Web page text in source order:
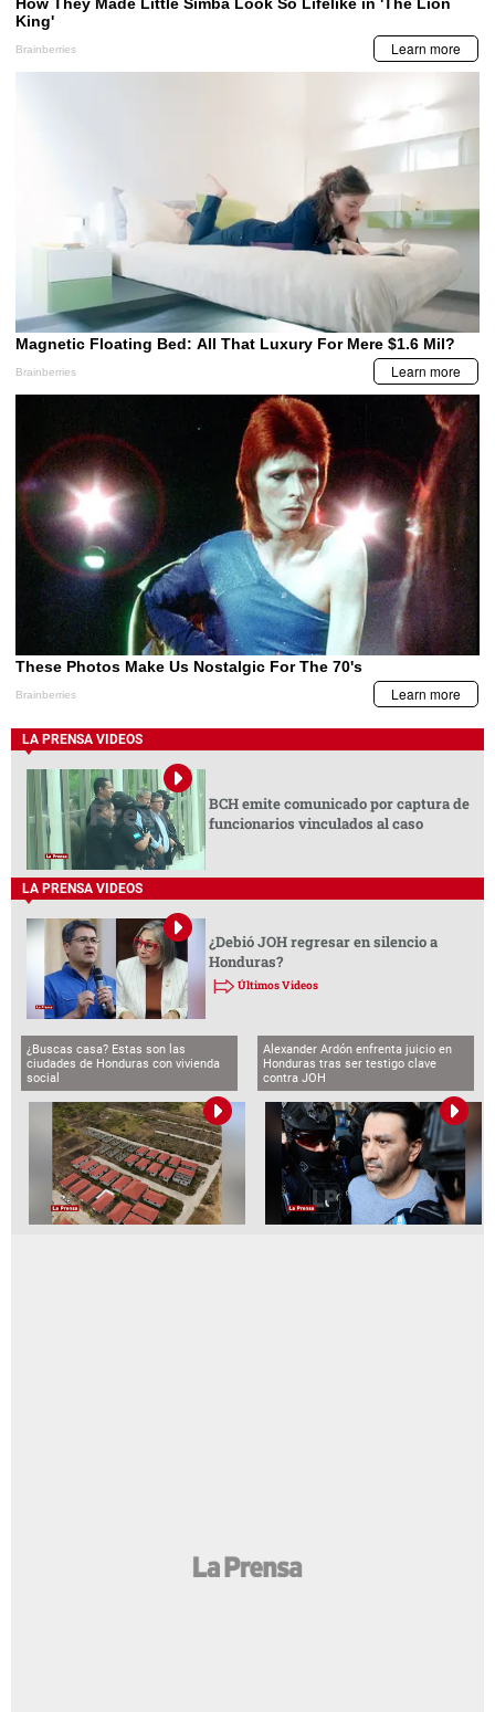
LA PRENSA VIDEOS
BCH emite comunicado por captura de
funcionarios vinculados al caso
LA PRENSA VIDEOS
¿Debió JOH regresar en silencio a
Honduras?
Últimos Videos
¿Buscas casa? Estas son las
ciudades de Honduras con vivienda
social
Alexander Ardón enfrenta juicio en
Honduras tras ser testigo clave
contra JOH